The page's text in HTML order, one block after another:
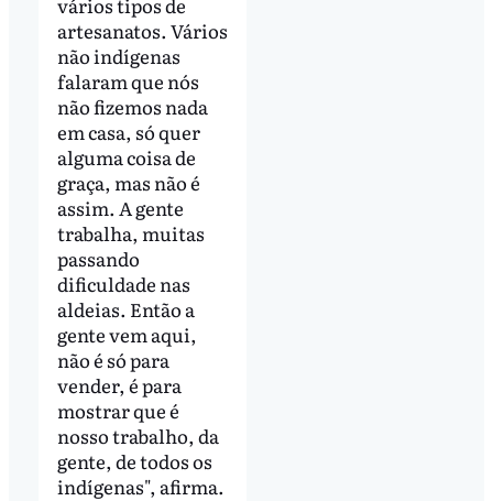
artesanatos. Vários
não indígenas
falaram que nós
não fizemos nada
em casa, só quer
alguma coisa de
graça, mas não é
assim. A gente
trabalha, muitas
passando
dificuldade nas
aldeias. Então a
gente vem aqui,
não é só para
vender, é para
mostrar que é
nosso trabalho, da
gente, de todos os
indígenas", afirma.